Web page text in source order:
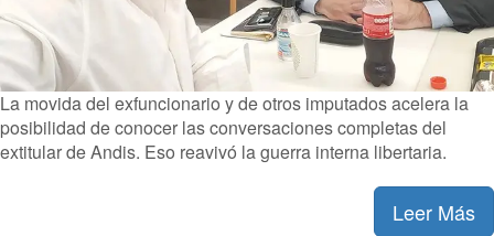
La movida del exfuncionario y de otros imputados acelera la
posibilidad de conocer las conversaciones completas del
extitular de Andis. Eso reavivó la guerra interna libertaria.
Leer Más